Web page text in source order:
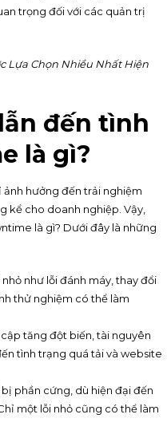
trọng đối với các quản trị
Lựa Chọn Nhiều Nhất Hiện
đến tình
là gì?
hưởng đến trải nghiệm
kể cho doanh nghiệp. Vậy,
là gì? Dưới đây là những
như lỗi đánh máy, thay đổi
thử nghiệm có thể làm
tăng đột biến, tài nguyên
tình trạng quá tải và website
phần cứng, dù hiện đại đến
một lỗi nhỏ cũng có thể làm